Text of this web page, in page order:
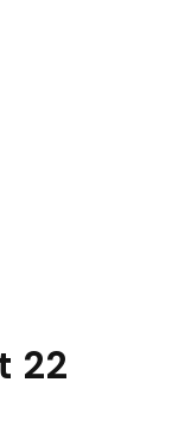
22